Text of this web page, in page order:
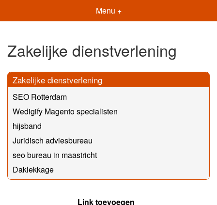
Menu +
Zakelijke dienstverlening
Zakelijke dienstverlening
SEO Rotterdam
Wedigify Magento specialisten
hijsband
Juridisch adviesbureau
seo bureau in maastricht
Daklekkage
Link toevoegen